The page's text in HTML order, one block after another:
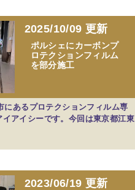
2025/10/09 更新
ポルシェにカーボンプ
ロテクションフィルム
を部分施工
にあるプロテクションフィルム専
アイシーです。今回は東京都江東
2023/06/19 更新